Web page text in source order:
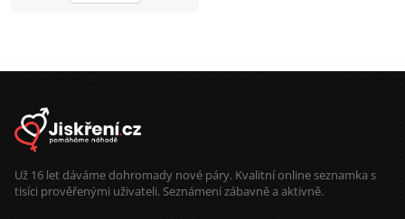
Už 16 let dáváme dohromady nové páry. Kvalitní online seznamka s
tisíci prověřenými uživateli. Seznámení zábavně a aktivně.